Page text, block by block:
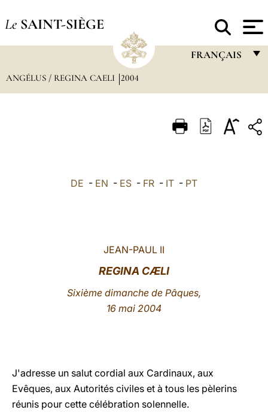
Le SAINT-SIÈGE
FRANÇAIS
ITALIANO
LATINE
ANGÉLUS / REGINA CAELI 2004
DE - EN - ES - FR - IT - PT
JEAN-PAUL II
REGINA CÆLI
Sixième dimanche de Pâques,
16 mai 2004
J'adresse un salut cordial aux Cardinaux, aux
Evêques, aux Autorités civiles et à tous les pèlerins
réunis pour cette célébration solennelle.